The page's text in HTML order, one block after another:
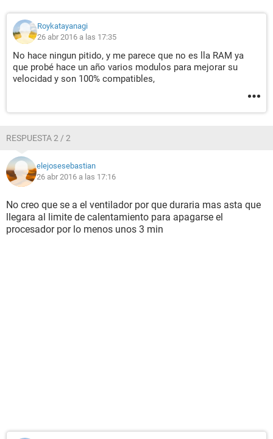
Roykatayanagi
26 abr 2016 a las 17:35
No hace ningun pitido, y me parece que no es lla RAM ya
que probé hace un año varios modulos para mejorar su
velocidad y son 100% compatibles,
RESPUESTA 2 / 2
elejosesebastian
26 abr 2016 a las 17:16
No creo que se a el ventilador por que duraria mas asta que
llegara al limite de calentamiento para apagarse el
procesador por lo menos unos 3 min